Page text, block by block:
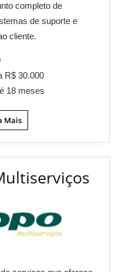
completo de
de suporte e
cliente.
R$ 30.000
18 meses
Mais